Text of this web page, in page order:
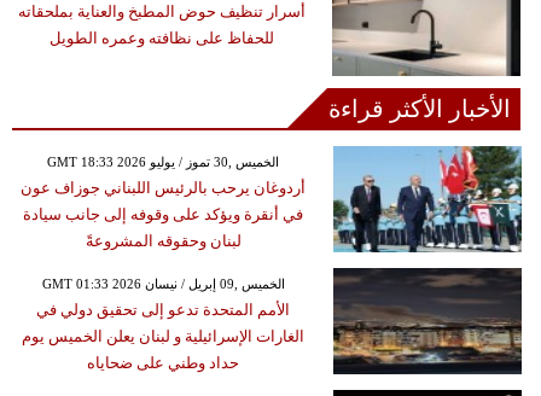
أسرار تنظيف حوض المطبخ والعناية بملحقاته
للحفاظ على نظافته وعمره الطويل
الأخبار الأكثر قراءة
GMT 18:33 2026 الخميس ,30 تموز / يوليو
أردوغان يرحب بالرئيس اللبناني جوزاف عون
في أنقرة ويؤكد على وقوفه إلى جانب سيادة
لبنان وحقوقه المشروعةً
GMT 01:33 2026 الخميس ,09 إبريل / نيسان
الأمم المتحدة تدعو إلى تحقيق دولي في
الغارات الإسرائيلية و لبنان يعلن الخميس يوم
حداد وطني على ضحاياه